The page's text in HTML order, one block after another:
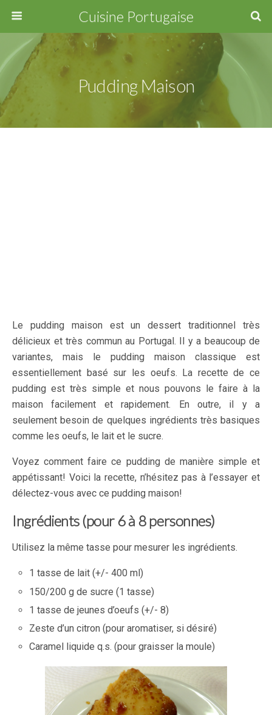
Cuisine Portugaise
Pudding Maison
Le pudding maison est un dessert traditionnel très
délicieux et très commun au Portugal. Il y a beaucoup de
variantes, mais le pudding maison classique est
essentiellement basé sur les oeufs. La recette de ce
pudding est très simple et nous pouvons le faire à la
maison facilement et rapidement. En outre, il y a
seulement besoin de quelques ingrédients très basiques
comme les oeufs, le lait et le sucre.
Voyez comment faire ce pudding de manière simple et
appétissant! Voici la recette, n’hésitez pas à l’essayer et
délectez-vous avec ce pudding maison!
Ingrédients (pour 6 à 8 personnes)
Utilisez la même tasse pour mesurer les ingrédients.
1 tasse de lait (+/- 400 ml)
150/200 g de sucre (1 tasse)
1 tasse de jeunes d’oeufs (+/- 8)
Zeste d’un citron (pour aromatiser, si désiré)
Caramel liquide q.s. (pour graisser la moule)